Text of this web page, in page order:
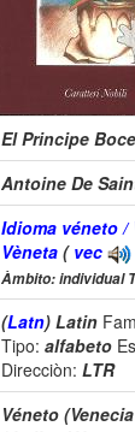
El Principe
Antoine De
Idioma véneto /
Vèneta ( vec
Àmbito: individual
(Latn) Latin
Tipo: alfabeto
Direcciòn: LTR
Véneto